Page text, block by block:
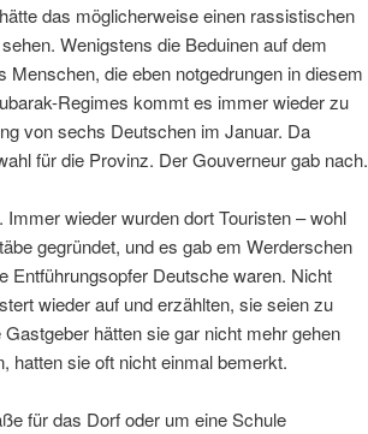
das möglicherweise einen rassistischen
Wenigstens die Beduinen auf dem
die eben notgedrungen in diesem
Regimes kommt es immer wieder zu
von sechs Deutschen im Januar. Da
für die Provinz. Der Gouverneur gab nach.
wieder wurden dort Touristen – wohl
gegründet, und es gab em Werderschen
Entführungsopfer Deutsche waren. Nicht
wieder auf und erzählten, sie seien zu
hätten sie gar nicht mehr gehen
hatten sie oft nicht einmal bemerkt.
für das Dorf oder um eine Schule